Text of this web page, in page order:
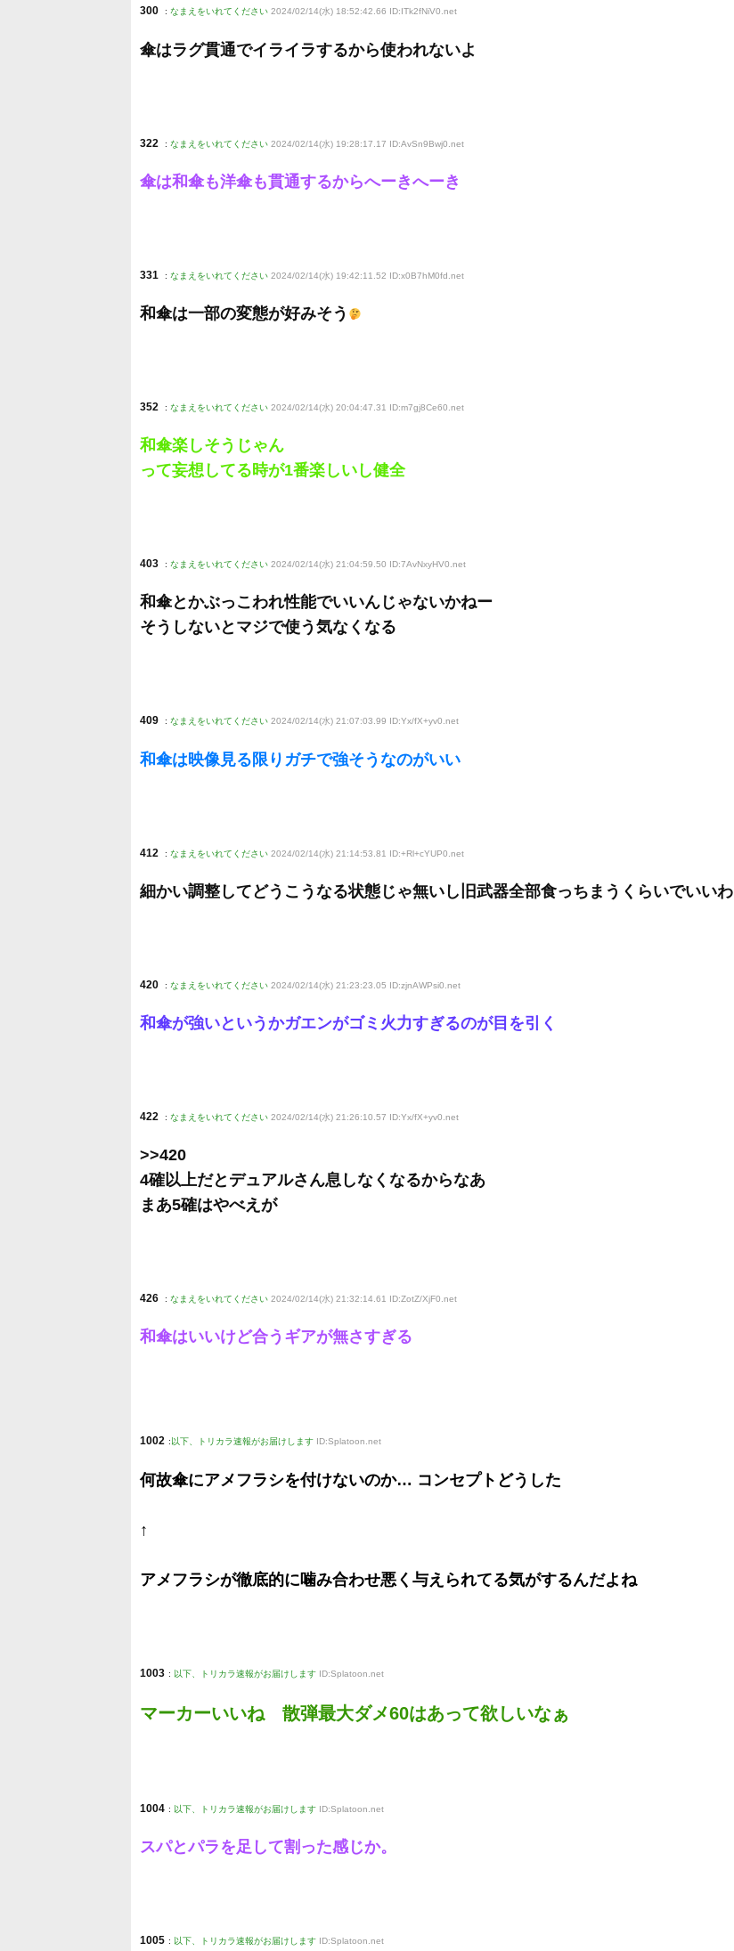
300 : なまえをいれてください 2024/02/14(水) 18:52:42.66 ID:ITk2fNiV0.net
傘はラグ貫通でイライラするから使われないよ
322 : なまえをいれてください 2024/02/14(水) 19:28:17.17 ID:AvSn9Bwj0 .net
傘は和傘も洋傘も貫通するからへーきへーき
331 : なまえをいれてください 2024/02/14(水) 19:42:11.52 ID:x0B7hM0fd .net
和傘は一部の変態が好みそう
352 : なまえをいれてください 2024/02/14(水) 20:04:47.31 ID:m7gj8Ce60 .net
和傘楽しそうじゃん
って妄想してる時が1番楽しいし健全
403 : なまえをいれてください 2024/02/14(水) 21:04:59.50 ID:7AvNxyHV0 .net
和傘とかぶっこわれ性能でいいんじゃないかねー
そうしないとマジで使う気なくなる
409 : なまえをいれてください 2024/02/14(水) 21:07:03.99 ID:Yx/fX+yv0.net
和傘は映像見る限りガチで強そうなのがいい
412 : なまえをいれてください 2024/02/14(水) 21:14:53.81 ID:+Rl+cYUP0 .net
細かい調整してどうこうなる状態じゃ無いし旧武器全部食っちまうくらいでいいわ
420 : なまえをいれてください 2024/02/14(水) 21:23:23.05 ID:zjnAWPsi0 .net
和傘が強いというかガエンがゴミ火力すぎるのが目を引く
422 : なまえをいれてください 2024/02/14(水) 21:26:10.57 ID:Yx/fX+yv0 .net
>>420
4確以上だとデュアルさん息しなくなるからなあ
まあ5確はやべえが
426 : なまえをいれてください 2024/02/14(水) 21:32:14.61 ID:ZotZ/XjF0 .net
和傘はいいけど合うギアが無さすぎる
1002 :以下、トリカラ速報がお届けします ID:Splatoon.net
何故傘にアメフラシを付けないのか… コンセプトどうした
↑
アメフラシが徹底的に噛み合わせ悪く与えられてる気がするんだよね
1003 : 以下、トリカラ速報がお届けします ID:Splatoon.net
マーカーいいね 散弾最大ダメ60はあって欲しいなぁ
1004 : 以下、トリカラ速報がお届けします ID:Splatoon.net
スパとパラを足して割った感じか。
1005 : 以下、トリカラ速報がお届けします ID:Splatoon.net